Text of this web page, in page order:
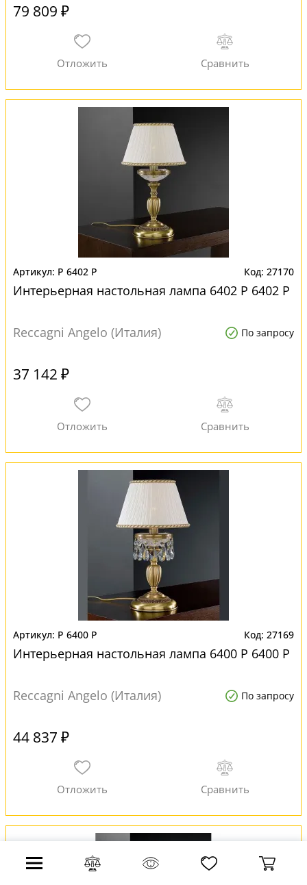
79 809 ₽
P 6402 P 27170
Интерьерная настольная лампа 6402 P 6402 P
Reccagni Angelo (Италия) По запросу
37 142 ₽
P 6400 P 27169
Интерьерная настольная лампа 6400 P 6400 P
Reccagni Angelo (Италия) По запросу
44 837 ₽